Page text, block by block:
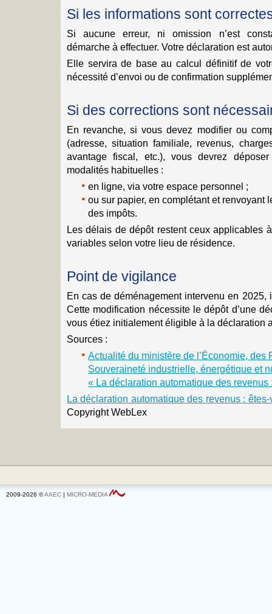
Si les informations sont
Si aucune erreur, ni omission n’est
démarche à effectuer. Votre déclaration est
Elle servira de base au calcul définitif de
nécessité d’envoi ou de confirmation
Si des corrections sont
En revanche, si vous devez modifier ou
(adresse, situation familiale, revenus,
avantage fiscal, etc.), vous devrez
modalités habituelles :
en ligne, via votre espace personnel ;
ou sur papier, en complétant et renvoyant
des impôts.
Les délais de dépôt restent ceux applicables
variables selon votre lieu de résidence.
Point de vigilance
En cas de déménagement intervenu en 2025,
Cette modification nécessite le dépôt d’une
vous étiez initialement éligible à la déclaration
Sources :
Actualité du ministère de l’Économie, des
Souveraineté industrielle, énergétique et
« La déclaration automatique des revenus
La déclaration automatique des revenus :
Copyright WebLex
2009-2026 ©AAEC | MICRO-MEDIA